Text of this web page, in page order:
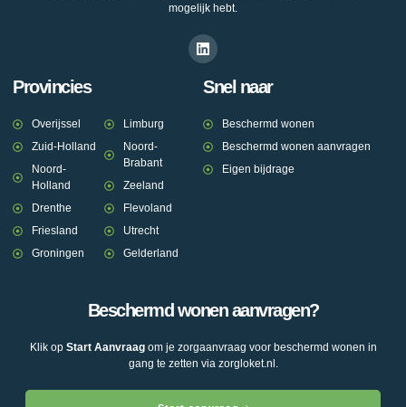
mogelijk hebt.
Provincies
Overijssel
Zuid-Holland
Noord-
Holland
Drenthe
Friesland
Groningen
Limburg
Noord-
Brabant
Zeeland
Flevoland
Utrecht
Gelderland
Snel naar
Beschermd wonen
Beschermd wonen aanvragen
Eigen bijdrage
Beschermd wonen aanvragen?
Klik op Start Aanvraagom je zorgaanvraag voor beschermd wonen in
gang te zetten via zorgloket.nl.